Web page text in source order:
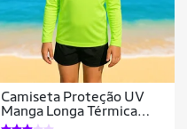
Camiseta Proteção UV
Manga Longa Térmica
Solar Infantil PLT 354